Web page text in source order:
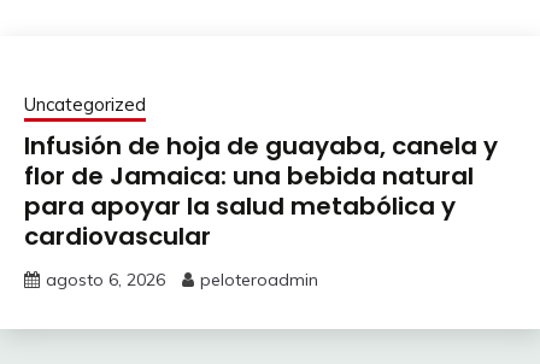
Uncategorized
Infusión de hoja de guayaba, canela y
flor de Jamaica: una bebida natural
para apoyar la salud metabólica y
cardiovascular
agosto 6, 2026 peloteroadmin